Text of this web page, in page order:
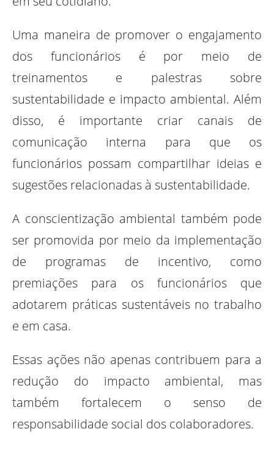
Uma maneira de promover o engajamento
dos funcionários é por meio de
treinamentos e palestras sobre
sustentabilidade e impacto ambiental. Além
disso, é importante criar canais de
comunicação interna para que os
funcionários possam compartilhar ideias e
sugestões relacionadas à sustentabilidade.
A conscientização ambiental também pode
ser promovida por meio da implementação
de programas de incentivo, como
premiações para os funcionários que
adotarem práticas sustentáveis no trabalho
e em casa.
Essas ações não apenas contribuem para a
redução do impacto ambiental, mas
também fortalecem o senso de
responsabilidade social dos colaboradores.